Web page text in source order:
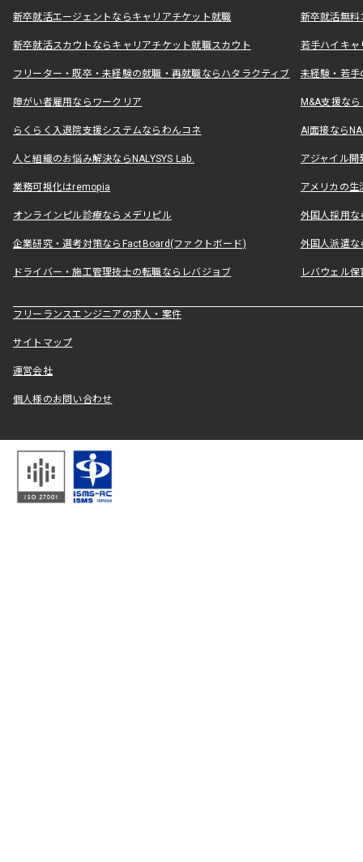
新卒就活エージェントならキャリアチケット就職 新卒就活無料
新卒就活スカウトならキャリアチケット就職スカウト 若手ハイキ
フリーター・既卒・未経験の就職・再就職ならハタラクティブ 未経験・若手
障がい者雇用ならワークリア M&A支援な
らくらく入退院支援システムならわんコネ AI面接なら
人と組織のお悩み解決ならNALYSYS Lab. アジャイル
業務可視化はremopia アメリカの
オンラインピル診療ならメデリピル 外国人採用
企業研究・選考対策ならFactBoard(ファクトボード) 外国人派遣な
ドライバー・施工管理技士の転職ならレバジョブ レバウェル
フリーランスエンジニアの求人・案件
サイトマップ
運営会社
個人様のお問い合わせ